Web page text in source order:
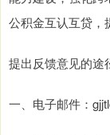
公积金互认互贷，
提出反馈意见的途
一、电子邮件：